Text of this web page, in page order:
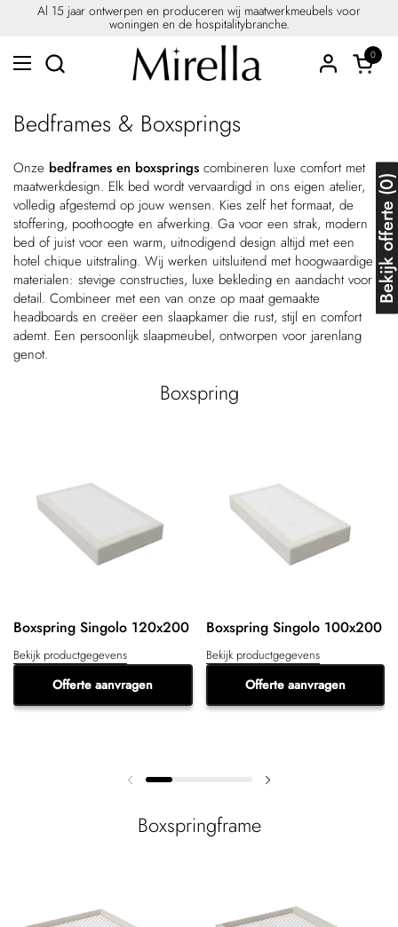
Ga naar content
Al 15 jaar ontwerpen en produceren wij maatwerkmeubels voor
woningen en de hospitalitybranche.
0
Menu openen
Bedframes & Boxsprings
Onze bedframes en boxsprings combineren luxe comfort met
maatwerkdesign. Elk bed wordt vervaardigd in ons eigen atelier,
volledig afgestemd op jouw wensen. Kies zelf het formaat, de
stoffering, poothoogte en afwerking. Ga voor een strak, modern
bed of juist voor een warm, uitnodigend design altijd met een
hotel chique uitstraling. Wij werken uitsluitend met hoogwaardige
materialen: stevige constructies, luxe bekleding en aandacht voor
detail. Combineer met een van onze op maat gemaakte
headboards en creëer een slaapkamer die rust, stijl en comfort
ademt. Een persoonlijk slaapmeubel, ontworpen voor jarenlang
genot.
Boxspring
Boxspring Singolo 120x200
Bekijk productgegevens
Offerte aanvragen
Boxspring Singolo 100x200
Bekijk productgegevens
Offerte aanvragen
Vorige dia
Boxspringframe
Bekijk